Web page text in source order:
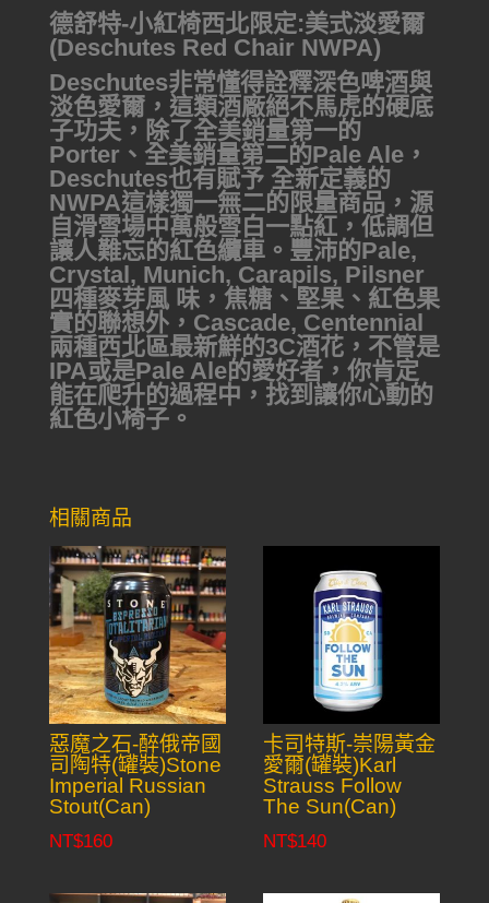
德舒特-小紅椅西北限定:美式淡愛爾
(Deschutes Red Chair NWPA)
Deschutes非常懂得詮釋深色啤酒與
淡色愛爾，這類酒廠絕不馬虎的硬底
子功夫，除了全美銷量第一的
Porter、全美銷量第二的Pale Ale，
Deschutes也有賦予 全新定義的
NWPA這樣獨一無二的限量商品，源
自滑雪場中萬般雪白一點紅，低調但
讓人難忘的紅色纜車。豐沛的Pale,
Crystal, Munich, Carapils, Pilsner
四種麥芽風 味，焦糖、堅果、紅色果
實的聯想外，Cascade, Centennial
兩種西北區最新鮮的3C酒花，不管是
IPA或是Pale Ale的愛好者，你肯定
能在爬升的過程中，找到讓你心動的
紅色小椅子。
相關商品
惡魔之石-醉俄帝國
司陶特(罐裝)Stone
Imperial Russian
Stout(Can)
NT$160
卡司特斯-崇陽黃金
愛爾(罐裝)Karl
Strauss Follow
The Sun(Can)
NT$140